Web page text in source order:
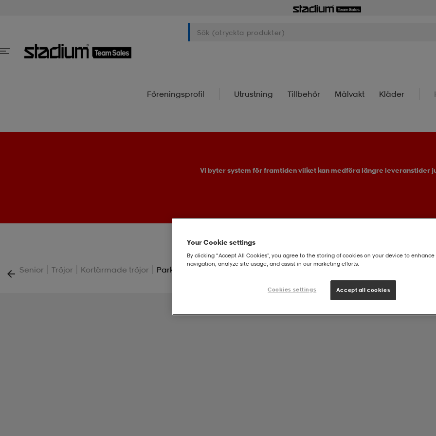
Föreningsprofil Utrustning Tillbehör Målvakt Kläder
Vi byter system för framtiden vilket kan medföra längre leveranstider
Senior | Tröjor | Kortärmade tröjor | Park Viii Ss Jsy
Your Cookie settings
By clicking “Accept All Cookies”, you agree to the storing of cookies on your device to enhance
navigation, analyze site usage, and assist in our marketing efforts.
Cookies settings Accept all cookies